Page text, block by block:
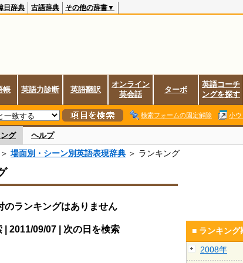
日辞典 古語辞典 その他の辞書▼
帳 英語力診断 英語翻訳
オンライン
英会話
ターボ
英語コーチ
ングを探す
検索フォームの固定解除 小ウ
グ ヘルプ
＞ 場面別・シーン別英語表現辞典 ＞ ランキング
のランキングはありません
| 2011/09/07 | 次の日を検索
■ ランキング
2008年